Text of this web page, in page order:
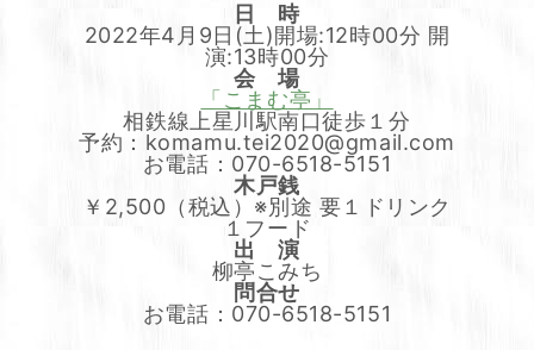
日 時
2022年4月9日(土)開場:12時00分 開
演:13時00分
会 場
「こまむ亭」
相鉄線上星川駅南口徒歩１分
予約：komamu.tei2020@gmail.com
お電話：070-6518-5151
木戸銭
￥2,500（税込）※別途 要１ドリンク
１フード
出 演
柳亭こみち
問合せ
お電話：070-6518-5151